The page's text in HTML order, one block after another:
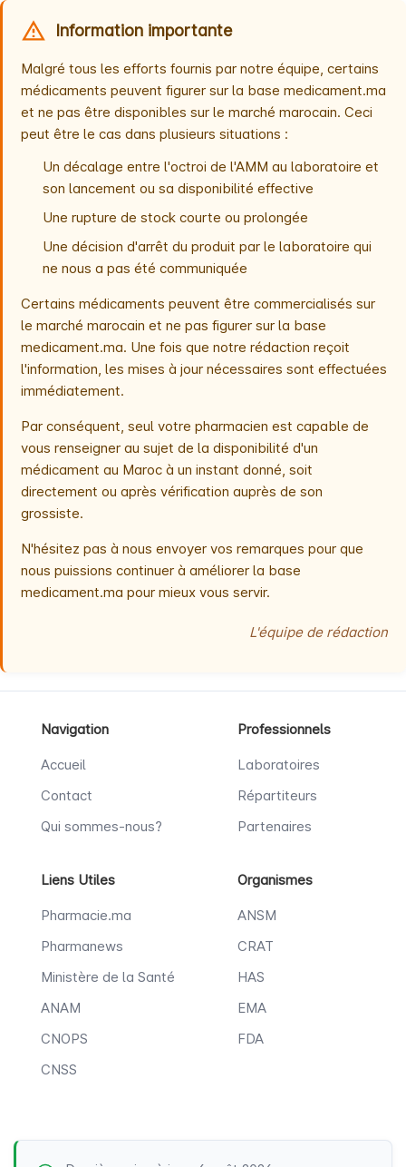
Information importante
Malgré tous les efforts fournis par notre équipe, certains
médicaments peuvent figurer sur la base medicament.ma
et ne pas être disponibles sur le marché marocain. Ceci
peut être le cas dans plusieurs situations :
Un décalage entre l'octroi de l'AMM au laboratoire et
son lancement ou sa disponibilité effective
Une rupture de stock courte ou prolongée
Une décision d'arrêt du produit par le laboratoire qui
ne nous a pas été communiquée
Certains médicaments peuvent être commercialisés sur
le marché marocain et ne pas figurer sur la base
medicament.ma. Une fois que notre rédaction reçoit
l'information, les mises à jour nécessaires sont effectuées
immédiatement.
Par conséquent, seul votre pharmacien est capable de
vous renseigner au sujet de la disponibilité d'un
médicament au Maroc à un instant donné, soit
directement ou après vérification auprès de son
grossiste.
N'hésitez pas à nous envoyer vos remarques pour que
nous puissions continuer à améliorer la base
medicament.ma pour mieux vous servir.
L'équipe de rédaction
Navigation
Accueil
Contact
Qui sommes-nous?
Professionnels
Laboratoires
Répartiteurs
Partenaires
Liens Utiles
Pharmacie.ma
Pharmanews
Ministère de la Santé
ANAM
CNOPS
CNSS
Organismes
ANSM
CRAT
HAS
EMA
FDA